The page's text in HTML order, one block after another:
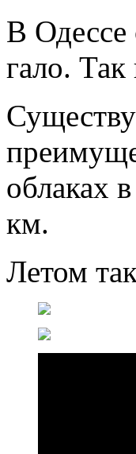
В Одессе
гало. Так
облаках
км.
Летом